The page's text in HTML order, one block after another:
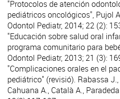
"Protocolos de atención
pediátricos oncológicos", Pujol
Odontol Pediatr, 2014; 22 (2):
"Educación sobre salud oral
programa comunitario para
Odontol Pediatr, 2013; 21 (3):
"Complicaciones orales en el
pediátrico" (revisió). Rabassa J.,
Cahuana A., Català A.,